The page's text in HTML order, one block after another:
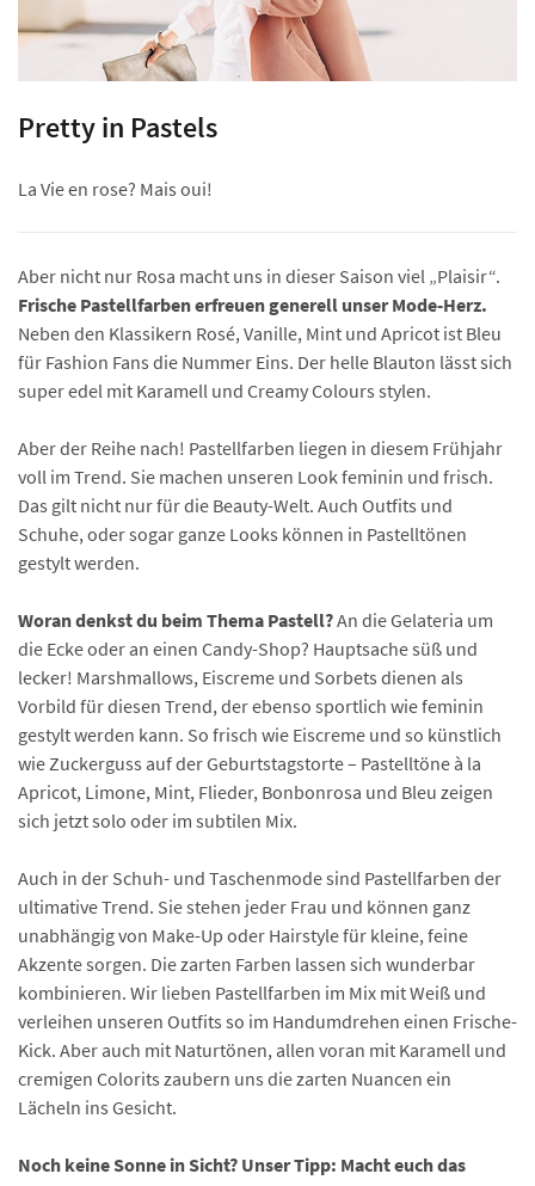
Pretty in Pastels
La Vie en rose? Mais oui!
Aber nicht nur Rosa macht uns in dieser Saison viel „Plaisir“.
Frische Pastellfarben erfreuen generell unser Mode-Herz.
Neben den Klassikern Rosé, Vanille, Mint und Apricot ist Bleu
für Fashion Fans die Nummer Eins. Der helle Blauton lässt sich
super edel mit Karamell und Creamy Colours stylen.
Aber der Reihe nach! Pastellfarben liegen in diesem Frühjahr
voll im Trend. Sie machen unseren Look feminin und frisch.
Das gilt nicht nur für die Beauty-Welt. Auch Outfits und
Schuhe, oder sogar ganze Looks können in Pastelltönen
gestylt werden.
Woran denkst du beim Thema Pastell?An die Gelateria um
die Ecke oder an einen Candy-Shop? Hauptsache süß und
lecker! Marshmallows, Eiscreme und Sorbets dienen als
Vorbild für diesen Trend, der ebenso sportlich wie feminin
gestylt werden kann. So frisch wie Eiscreme und so künstlich
wie Zuckerguss auf der Geburtstagstorte – Pastelltöne à la
Apricot, Limone, Mint, Flieder, Bonbonrosa und Bleu zeigen
sich jetzt solo oder im subtilen Mix.
Auch in der Schuh- und Taschenmode sind Pastellfarben der
ultimative Trend. Sie stehen jeder Frau und können ganz
unabhängig von Make-Up oder Hairstyle für kleine, feine
Akzente sorgen. Die zarten Farben lassen sich wunderbar
kombinieren. Wir lieben Pastellfarben im Mix mit Weiß und
verleihen unseren Outfits so im Handumdrehen einen Frische-
Kick. Aber auch mit Naturtönen, allen voran mit Karamell und
cremigen Colorits zaubern uns die zarten Nuancen ein
Lächeln ins Gesicht.
Noch keine Sonne in Sicht? Unser Tipp: Macht euch das